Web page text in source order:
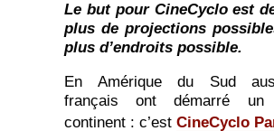
Le but pour CineCyclo est
plus de projections
plus d’endroits possible.
En Amérique du Sud
français ont démarré
continent : c’est CineCyclo